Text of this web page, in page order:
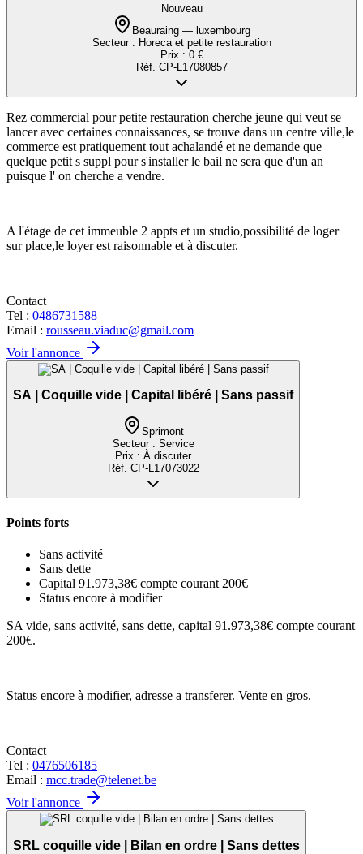
Nouveau
Beauraing — luxembourg
Secteur : Horeca et petite restauration
Prix : 0 €
Réf. CP-L17080857
Rez commercial pour petite restauration cherche jeune qui veut se
lancer avec certaines connaissances, se trouve dans un centre ville,le
commerce est pratiquement tout achalandé et ne demande que
quelque petit s suppl pour s'installer le bail ne sera que d'un an
puisque l' on cherche a vendre.
A l'étage de cet immeuble 2 appts et un studio,possibilité de loger
sur place,le loyer est raisonnable et à discuter.
Contact
Tel : 0486731588
Email : rousseau.viaduc@gmail.com
Voir l'annonce
SA | Coquille vide | Capital libéré | Sans passif
Sprimont
Secteur : Service
Prix : À discuter
Réf. CP-L17073022
Points forts
Sans activité
Sans dette
Capital 91.973,38€ compte courant 200€
Status encore à modifier
SA vide, sans activité, sans dette, capital 91.973,38€ compte courant
200€.
Status encore à modifier, adresse a transferer. Vente en gros.
Contact
Tel : 0476506185
Email : mcc.trade@telenet.be
Voir l'annonce
SRL coquille vide | Bilan en ordre | Sans dettes